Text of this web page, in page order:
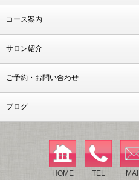
コース案内
サロン紹介
ご予約・お問い合わせ
ブログ
HOME TEL